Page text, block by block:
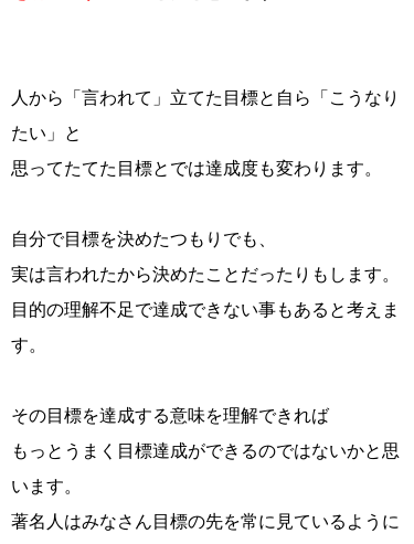
人から「言われて」立てた目標と自ら「こうなり
たい」と
思ってたてた目標とでは達成度も変わります。
自分で目標を決めたつもりでも、
実は言われたから決めたことだったりもします。
目的の理解不足で達成できない事もあると考えま
す。
その目標を達成する意味を理解できれば
もっとうまく目標達成ができるのではないかと思
います。
著名人はみなさん目標の先を常に見ているように